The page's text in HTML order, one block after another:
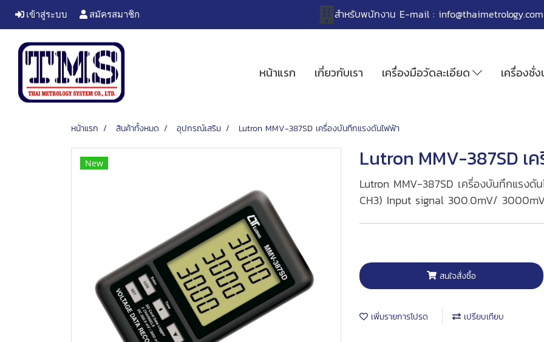
เข้าสู่ระบบ สมัครสมาชิก สำหรับพนักงาน E-mail : info@thaimetrology.com
หน้าแรก เกี่ยวกับเรา เครื่องมือวัดละเอียด เครื่องชั่
หน้าแรก สินค้าทั้งหมด อุปกรณ์เสริม Lutron MMV-387SD เครื่องบันทึกแรงดันไฟฟ้า
New Lutron MMV-387SD
Lutron MMV-387SD เครื่องบันทึกแรงดั
CH3) Input signal 300.0mV/
สนใจสั่งซื้อ
เพิ่มรายการโปรด เปรียบเทียบ